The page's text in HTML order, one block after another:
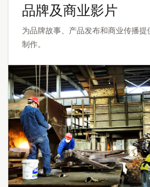
品牌及商业影片
为品牌故事、产品发布和商业传播提
制作。